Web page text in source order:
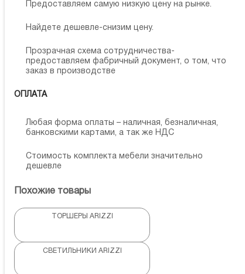
Предоставляем самую низкую цену на рынке.
Найдете дешевле-снизим цену.
Прозрачная схема сотрудничества-
предоставляем фабричный документ, о том, что
заказ в производстве
ОПЛАТА
Любая форма оплаты – наличная, безналичная,
банковскими картами, а так же НДС
Стоимость комплекта мебели значительно
дешевле
Похожие товары
ТОРШЕРЫ ARIZZI
СВЕТИЛЬНИКИ ARIZZI